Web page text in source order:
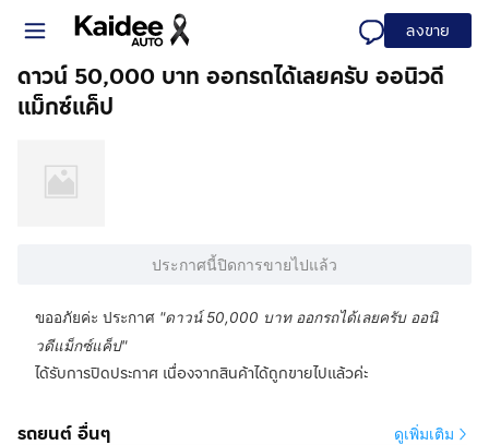
ลงขาย
ดาวน์ 50,000 บาท ออกรถได้เลยครับ ออนิวดี
แม็กซ์แค็ป
ประกาศนี้ปิดการขายไปแล้ว
ขออภัยค่ะ ประกาศ "ดาวน์ 50,000 บาท ออกรถได้เลยครับ ออนิ
วดีแม็กซ์แค็ป"
ได้รับการปิดประกาศ เนื่องจากสินค้าได้ถูกขายไปแล้วค่ะ
รถยนต์ อื่นๆ ดูเพิ่มเติม